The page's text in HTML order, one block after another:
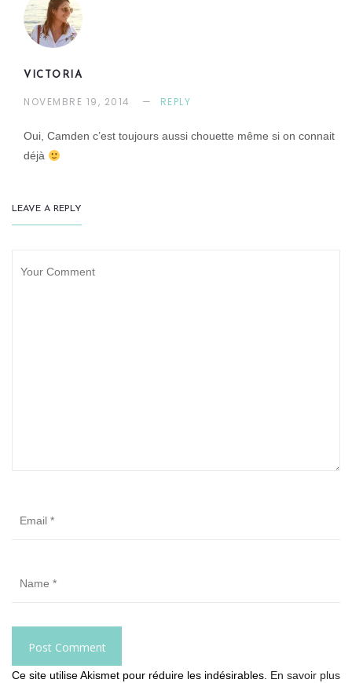
VICTORIA
NOVEMBRE 19, 2014 REPLY
Oui, Camden c’est toujours aussi chouette même si on connait
déjà
LEAVE A REPLY
Ce site utilise Akismet pour réduire les indésirables. En savoir plus